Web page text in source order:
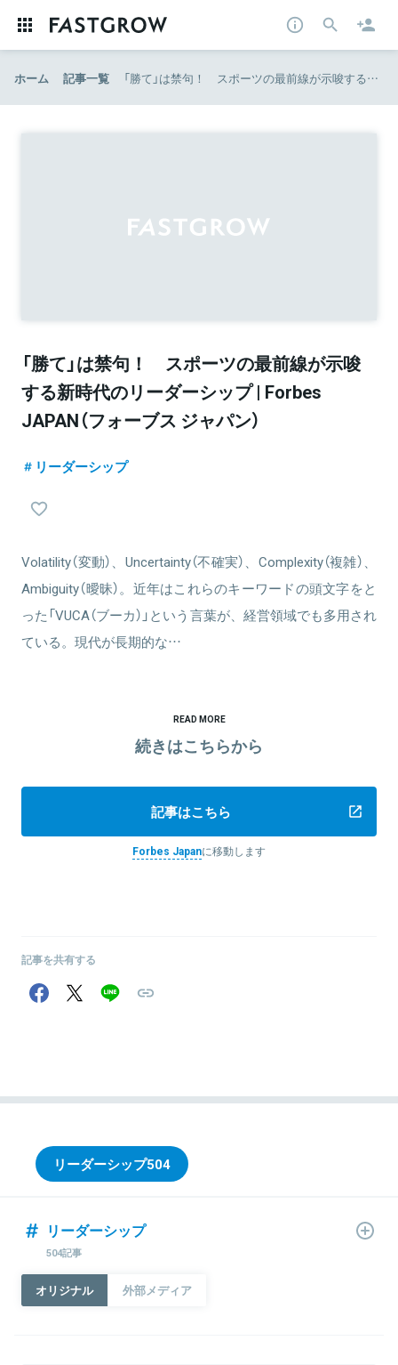
ホーム 記事一覧 「勝て」は禁句！ スポーツの最前線が示唆する新時代のリーダーシップ | Forbes JAPAN（フォーブス ジャパン）
「勝て」は禁句！ スポーツの最前線が示唆
する新時代のリーダーシップ | Forbes
JAPAN（フォーブス ジャパン）
リーダーシップ
Volatility（変動）、Uncertainty（不確実）、Complexity（複雑）、
Ambiguity（曖昧）。近年はこれらのキーワードの頭文字をと
った「VUCA（ブーカ）」という言葉が、経営領域でも多用され
ている。現代が長期的な…
READ MORE
続きはこちらから
記事はこちら
Forbes Japanに移動します
記事を共有する
リーダーシップ504
リーダーシップ
504記事
オリジナル 外部メディア